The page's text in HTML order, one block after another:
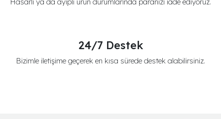
24/7 Destek
Bizimle iletişime geçerek en kısa sürede destek alabilirsiniz.